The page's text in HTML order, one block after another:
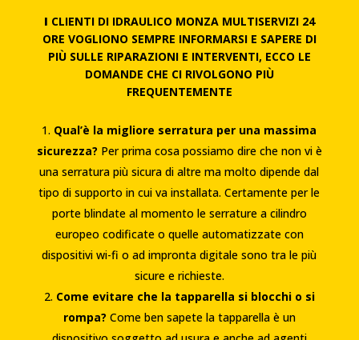
I CLIENTI DI IDRAULICO MONZA MULTISERVIZI 24
ORE VOGLIONO SEMPRE INFORMARSI E SAPERE DI
PIÙ SULLE RIPARAZIONI E INTERVENTI, ECCO LE
DOMANDE CHE CI RIVOLGONO PIÙ
FREQUENTEMENTE
Qual’è la migliore serratura per una massima
sicurezza? Per prima cosa possiamo dire che non vi è
una serratura più sicura di altre ma molto dipende dal
tipo di supporto in cui va installata. Certamente per le
porte blindate al momento le serrature a cilindro
europeo codificate o quelle automatizzate con
dispositivi wi-fi o ad impronta digitale sono tra le più
sicure e richieste.
Come evitare che la tapparella si blocchi o si
rompa? Come ben sapete la tapparella è un